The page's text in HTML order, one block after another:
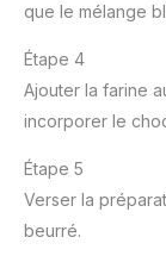
que le mélange
Étape 4
Ajouter la farine
incorporer le
Étape 5
Verser la
beurré.